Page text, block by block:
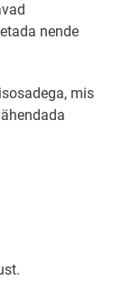
nende
mis